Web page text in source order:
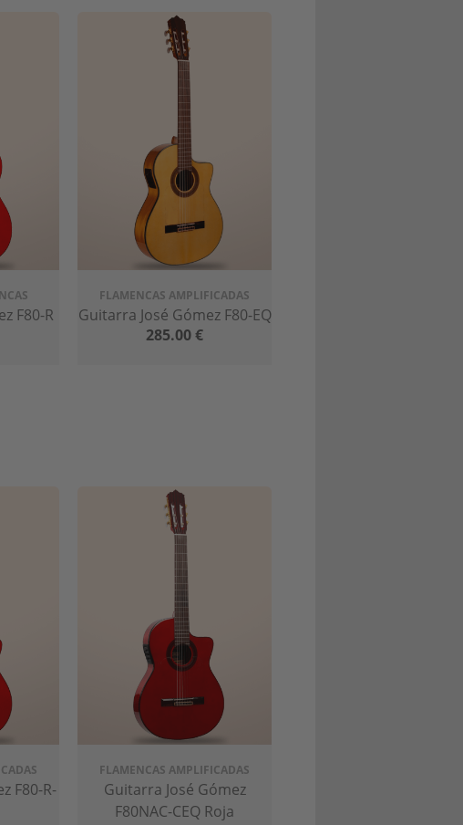
a las generaciones siguientes,
en una marca reconocidaen todo el
compromiso con la calidad, y han sido
. Desde guitarras
todas las necesidades y presupuestos.
de India, y
utilizan técnicas de fabricación
a un riguroso control de calidad para
F80-R
FLAMENCAS AMPLIFICADAS
Guitarra José Gómez F80-EQ
285.00€
F80-R-
FLAMENCAS AMPLIFICADAS
Guitarra José Gómez
F80NAC-CEQ Roja